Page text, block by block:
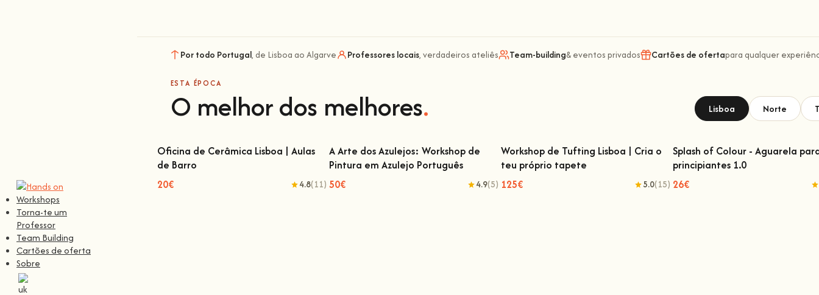
Workshops
Torna-te um
Professor
Team Building
Cartões de oferta
Sobre
Por todo Portugal, de Lisboa ao Algarve Professores locais, verdadeiros ateliês Team-building& eventos privados Cartões de ofertapara qualquer
ESTA ÉPOCA
O melhor dos melhores. Lisboa Norte
Oficina de Cerâmica Lisboa | Aulas de
Oficina de Cerâmica Lisboa | Aulas
de Barro
20€
4.8(11)
A Arte dos Azulejos: Workshop de Pintura
A Arte dos Azulejos: Workshop de
Pintura em Azulejo Português
50€
4.9(5)
Workshop de Tufting Lisboa | Cria o teu
Workshop de Tufting Lisboa | Cria o
teu próprio tapete
125€
5.0(15)
Splash of Colour - Aguarela para
Splash of Colour - Aguarela
principiantes 1.0
26€